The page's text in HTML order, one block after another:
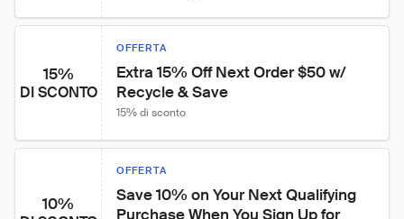
15%
DI SCONTO
OFFERTA
Extra 15% Off Next Order $50 w/
Recycle & Save
15% di sconto
10%
OFFERTA
Save 10% on Your Next Qualifying
Purchase When You Sign Up for